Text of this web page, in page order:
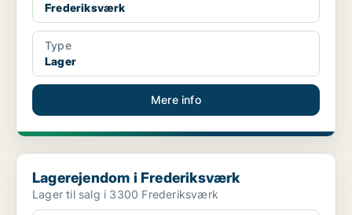
Frederiksværk
Type
Lager
Mere info
Lagerejendom i Frederiksværk
Lagerejendom i Frederiksværk
Lager til salg i 3300 Frederiksværk